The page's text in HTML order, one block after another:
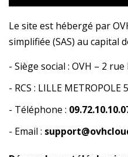
Le site est hébergé par
simplifiée (SAS) au capital
- Siège social : OVH – 2
- RCS : LILLE METROPOLE
- Téléphone :
- Email :